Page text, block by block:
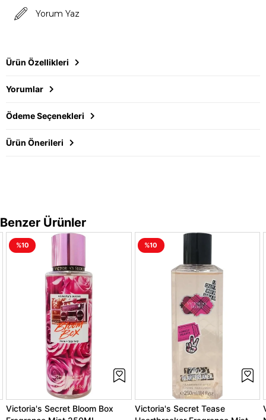
Yorum Yaz
Ürün Özellikleri
Yorumlar
Ödeme Seçenekleri
Ürün Önerileri
Benzer Ürünler
Victoria's Secret Bloom Box
%10
Victoria's Secret Tease
%10